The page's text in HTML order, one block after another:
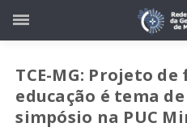
TCE-MG: Projeto
educação é tema
simpósio na PUC